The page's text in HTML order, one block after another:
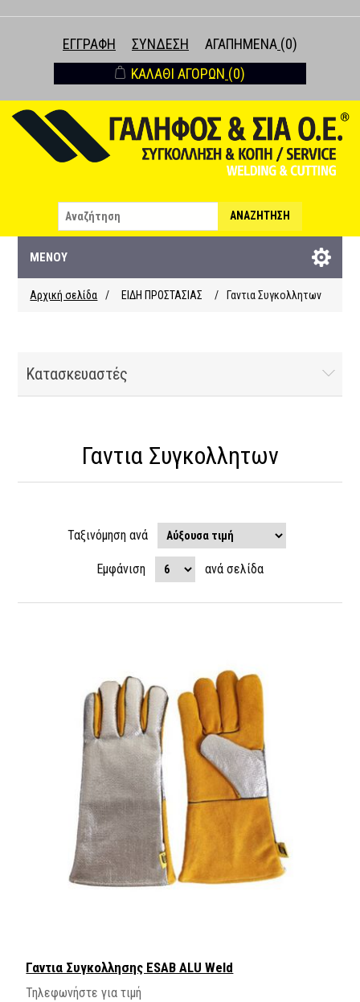
ΕΓΓΡΑΦΉ ΣΎΝΔΕΣΗ ΑΓΑΠΗΜΈΝΑ (0)
ΚΑΛΆΘΙ ΑΓΟΡΏΝ (0)
ΑΝΑΖΉΤΗΣΗ
ΜΕΝΟΎ
Αρχική σελίδα / ΕΙΔΗ ΠΡΟΣΤΑΣΙΑΣ / Γαντια Συγκολλητων
Κατασκευαστές
Γαντια Συγκολλητων
Ταξινόμηση ανά
Εμφάνιση ανά σελίδα
Γαντια Συγκολλησης ESAB ALU Weld
Τηλεφωνήστε για τιμή